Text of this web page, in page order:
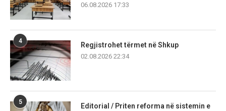
06.08.2026 17:33
4
Regjistrohet tërmet në Shkup
02.08.2026 22:34
5
Editorial / Priten reforma në sistemin e